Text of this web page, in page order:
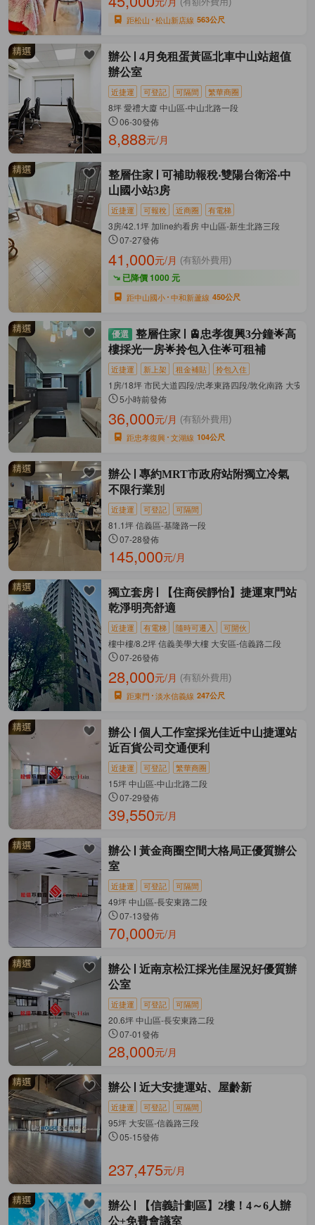
距松山 松山新店線 563公尺
辦公
4月免租蛋黃區北車中山站超值
辦公室
近捷運 可登記 可隔間 繁華商圈
8坪 愛禮大廈 中山區-中山北路一段
06-30發佈
8,888元/月
整層住家
可補助報稅‧雙陽台衛浴‧中
山國小站3房
近捷運 可報稅 近商圈 有電梯
3房/42.1坪 加line約看房 中山區-新生北路三段
07-27發佈
41,000元/月 (有額外費用)
已降價 1000 元
距中山國小 中和新蘆線 450公尺
整層住家
🚊忠孝復興3分鐘🌟高
樓採光一房🌟拎包入住🌟可租補
近捷運 新上架 租金補貼 拎包入住
1房/18坪 市民大道四段/忠孝東路四段/敦化南路 大安區
5小時前發佈
36,000元/月 (有額外費用)
距忠孝復興 文湖線 104公尺
辦公
專約MRT市政府站附獨立冷氣
不限行業別
近捷運 可登記 可隔間
81.1坪 信義區-基隆路一段
07-28發佈
145,000元/月
獨立套房
【住商侯靜怡】捷運東門站
乾淨明亮舒適
近捷運 有電梯 隨時可遷入 可開伙
樓中樓/8.2坪 信義美學大樓 大安區-信義路二段
07-26發佈
28,000元/月 (有額外費用)
距東門 淡水信義線 247公尺
辦公
個人工作室採光佳近中山捷運站
近百貨公司交通便利
近捷運 可登記 繁華商圈
15坪 中山區-中山北路二段
07-29發佈
39,550元/月
辦公
黃金商圈空間大格局正優質辦公
室
近捷運 可登記 可隔間
49坪 中山區-長安東路二段
07-13發佈
70,000元/月
辦公
近南京松江採光佳屋況好優質辦
公室
近捷運 可登記 可隔間
20.6坪 中山區-長安東路二段
07-01發佈
28,000元/月
辦公 近大安捷運站、屋齡新
近捷運 可登記 可隔間
95坪 大安區-信義路三段
05-15發佈
237,475元/月
辦公
【信義計劃區】2樓！4～6人辦
公+免費會議室